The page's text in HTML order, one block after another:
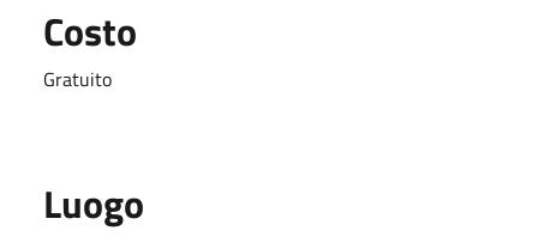
Costo
Gratuito
Luogo